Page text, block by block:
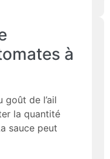
à
goût de l’ail
la quantité
sauce peut